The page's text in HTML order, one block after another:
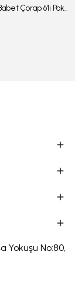
Bambu Erkek Babet Çorap 6'lı Paket -J-08
Yokuşu No:80,